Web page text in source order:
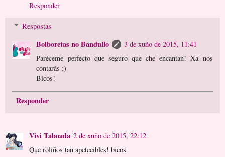
Responder
Respostas
Bolboretas no Bandullo
3 de xuño de 2015, 11:41
Paréceme perfecto que seguro que che encantan! Xa nos
contarás ;)
Bicos!
Responder
Vivi Taboada 2 de xuño de 2015, 22:12
Que roliños tan apetecibles! bicos